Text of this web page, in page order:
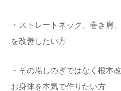
・ストレートネック、巻き肩
を改善したい方
・その場しのぎではなく根本
お身体を本気で作りたい方